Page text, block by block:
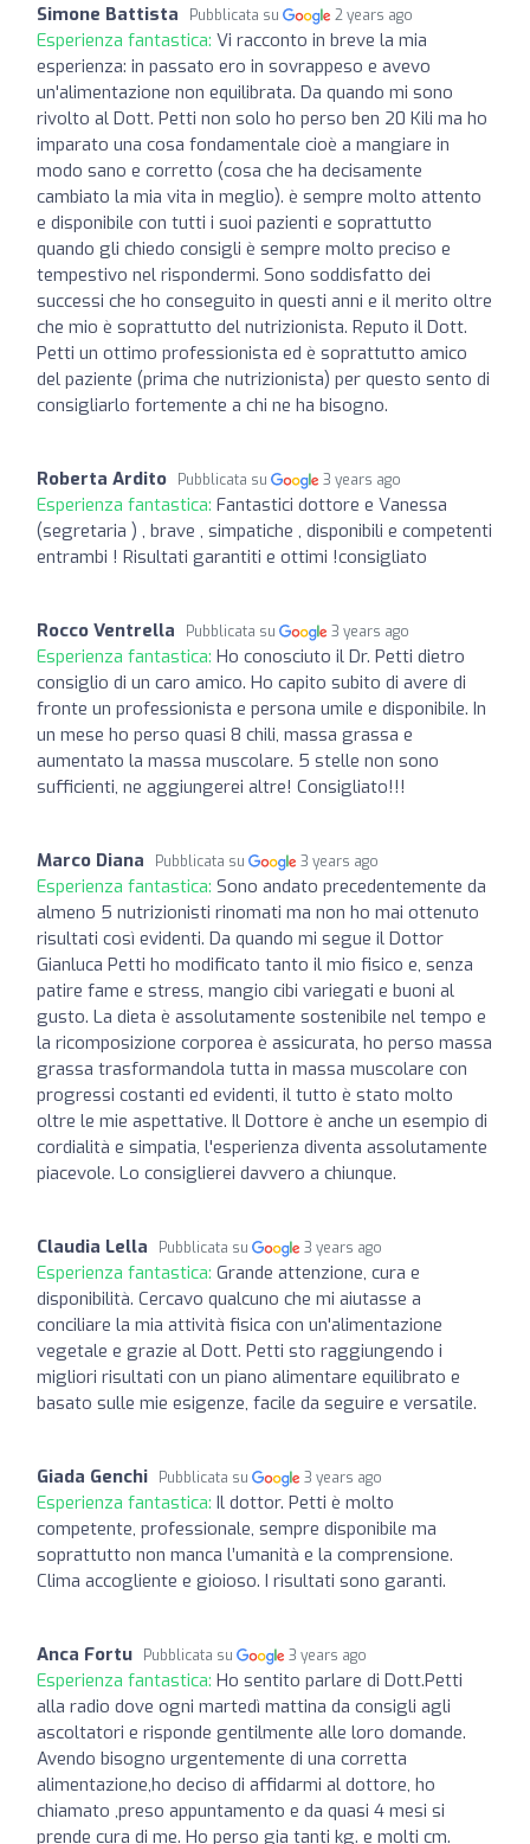
Simone Battista Pubblicata su 2 years ago
Esperienza fantastica: Vi racconto in breve la mia
esperienza: in passato ero in sovrappeso e avevo
un'alimentazione non equilibrata. Da quando mi sono
rivolto al Dott. Petti non solo ho perso ben 20 Kili ma ho
imparato una cosa fondamentale cioè a mangiare in
modo sano e corretto (cosa che ha decisamente
cambiato la mia vita in meglio). è sempre molto attento
e disponibile con tutti i suoi pazienti e soprattutto
quando gli chiedo consigli è sempre molto preciso e
tempestivo nel rispondermi. Sono soddisfatto dei
successi che ho conseguito in questi anni e il merito oltre
che mio è soprattutto del nutrizionista. Reputo il Dott.
Petti un ottimo professionista ed è soprattutto amico
del paziente (prima che nutrizionista) per questo sento di
consigliarlo fortemente a chi ne ha bisogno.
Roberta Ardito Pubblicata su 3 years ago
Esperienza fantastica: Fantastici dottore e Vanessa
(segretaria ) , brave , simpatiche , disponibili e competenti
entrambi ! Risultati garantiti e ottimi !consigliato
Rocco Ventrella Pubblicata su 3 years ago
Esperienza fantastica: Ho conosciuto il Dr. Petti dietro
consiglio di un caro amico. Ho capito subito di avere di
fronte un professionista e persona umile e disponibile. In
un mese ho perso quasi 8 chili, massa grassa e
aumentato la massa muscolare. 5 stelle non sono
sufficienti, ne aggiungerei altre! Consigliato!!!
Marco Diana Pubblicata su 3 years ago
Esperienza fantastica: Sono andato precedentemente da
almeno 5 nutrizionisti rinomati ma non ho mai ottenuto
risultati così evidenti. Da quando mi segue il Dottor
Gianluca Petti ho modificato tanto il mio fisico e, senza
patire fame e stress, mangio cibi variegati e buoni al
gusto. La dieta è assolutamente sostenibile nel tempo e
la ricomposizione corporea è assicurata, ho perso massa
grassa trasformandola tutta in massa muscolare con
progressi costanti ed evidenti, il tutto è stato molto
oltre le mie aspettative. Il Dottore è anche un esempio di
cordialità e simpatia, l'esperienza diventa assolutamente
piacevole. Lo consiglierei davvero a chiunque.
Claudia Lella Pubblicata su 3 years ago
Esperienza fantastica: Grande attenzione, cura e
disponibilità. Cercavo qualcuno che mi aiutasse a
conciliare la mia attività fisica con un'alimentazione
vegetale e grazie al Dott. Petti sto raggiungendo i
migliori risultati con un piano alimentare equilibrato e
basato sulle mie esigenze, facile da seguire e versatile.
Giada Genchi Pubblicata su 3 years ago
Esperienza fantastica: Il dottor. Petti è molto
competente, professionale, sempre disponibile ma
soprattutto non manca l’umanità e la comprensione.
Clima accogliente e gioioso. I risultati sono garanti.
Anca Fortu Pubblicata su 3 years ago
Esperienza fantastica: Ho sentito parlare di Dott.Petti
alla radio dove ogni martedì mattina da consigli agli
ascoltatori e risponde gentilmente alle loro domande.
Avendo bisogno urgentemente di una corretta
alimentazione,ho deciso di affidarmi al dottore, ho
chiamato ,preso appuntamento e da quasi 4 mesi si
prende cura di me. Ho perso gia tanti kg. e molti cm.